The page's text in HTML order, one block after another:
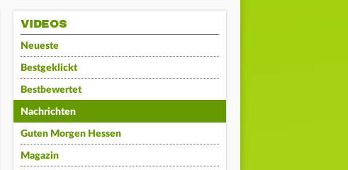
VIDEOS
Neueste
Bestgeklickt
Bestbewertet
Nachrichten
Guten Morgen Hessen
Magazin